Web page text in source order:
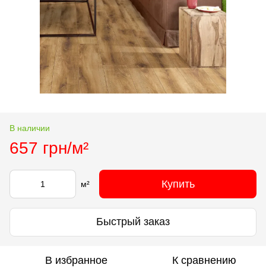
В наличии
657 грн/м²
м² Купить
Быстрый заказ
В избранное К сравнению